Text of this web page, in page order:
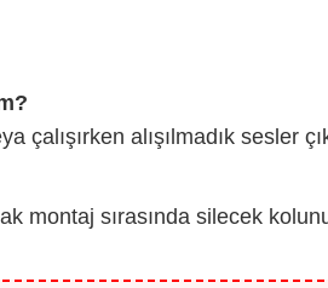
çalışırken alışılmadık sesler
montaj sırasında silecek